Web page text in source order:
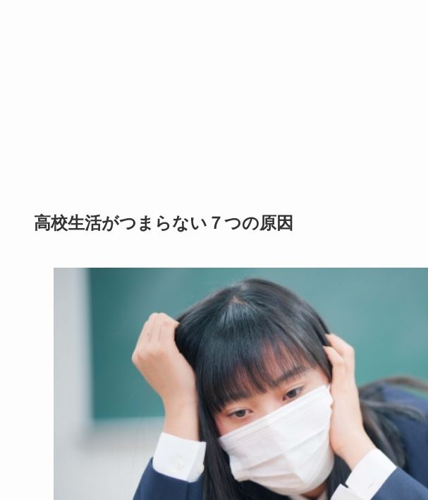
高校生活がつまらない７つの原因